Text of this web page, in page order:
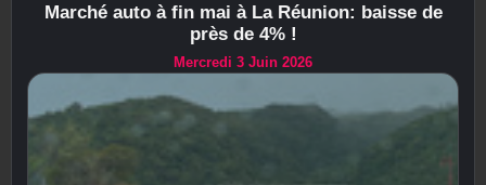
Marché auto à fin mai à La Réunion: baisse de
près de 4% !
Mercredi 3 Juin 2026